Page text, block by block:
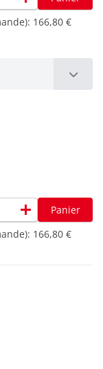
166,80 €
add
Panier
166,80 €